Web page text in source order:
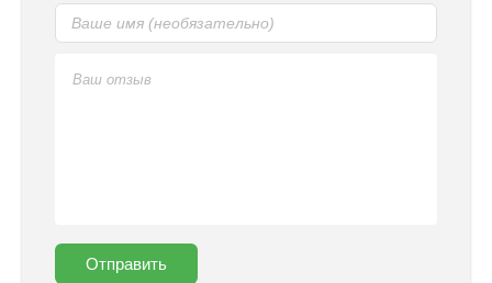
Отправить